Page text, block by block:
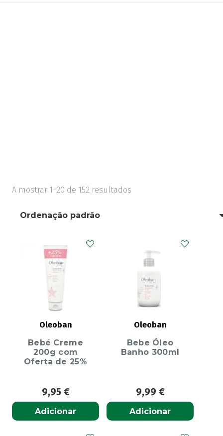
A mostrar 1–20 de 152 resultados
Oleoban
Bebé Creme
200g com
Oferta de 25%
9,95 €
Adicionar
Oleoban
Bebe Óleo
Banho 300ml
9,99 €
Adicionar